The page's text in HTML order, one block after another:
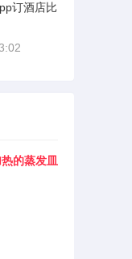
订酒店比
的蒸发皿